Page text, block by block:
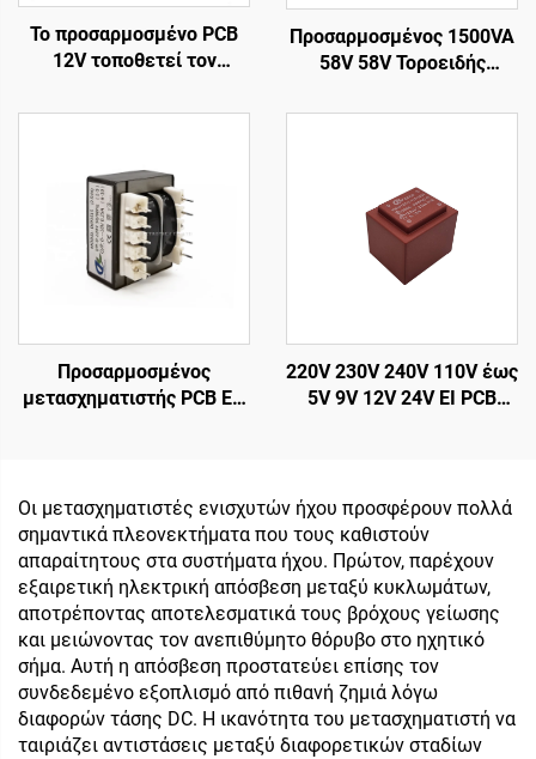
Το προσαρμοσμένο PCB
12V τοποθετεί τον
400V με τη συχνότητα
εισαγωγής 380V 24V 36V
110V 220V 240V
Προσαρμοσμένος 1500VA
58V 58V Τοροειδής
Μετασχηματιστής
Ήχου
Προσαρμοσμένος
μετασχηματιστής PCB EI-
καρφιτσών για την
εισαγωγή 240v & τη
συχνότητα παραγωγής
50Hz 24v/36v/380v
220V 230V 240V 110V έως
5V 9V 12V 24V EI PCB
PCB μετασχηματιστής
ρεύματος
Οι μετασχηματιστές ενισχυτών ήχου προσφέρουν πολλά
σημαντικά πλεονεκτήματα που τους καθιστούν
απαραίτητους στα συστήματα ήχου. Πρώτον, παρέχουν
εξαιρετική ηλεκτρική απόσβεση μεταξύ κυκλωμάτων,
αποτρέποντας αποτελεσματικά τους βρόχους γείωσης
και μειώνοντας τον ανεπιθύμητο θόρυβο στο ηχητικό
σήμα. Αυτή η απόσβεση προστατεύει επίσης τον
συνδεδεμένο εξοπλισμό από πιθανή ζημιά λόγω
διαφορών τάσης DC. Η ικανότητα του μετασχηματιστή να
ταιριάζει αντιστάσεις μεταξύ διαφορετικών σταδίων